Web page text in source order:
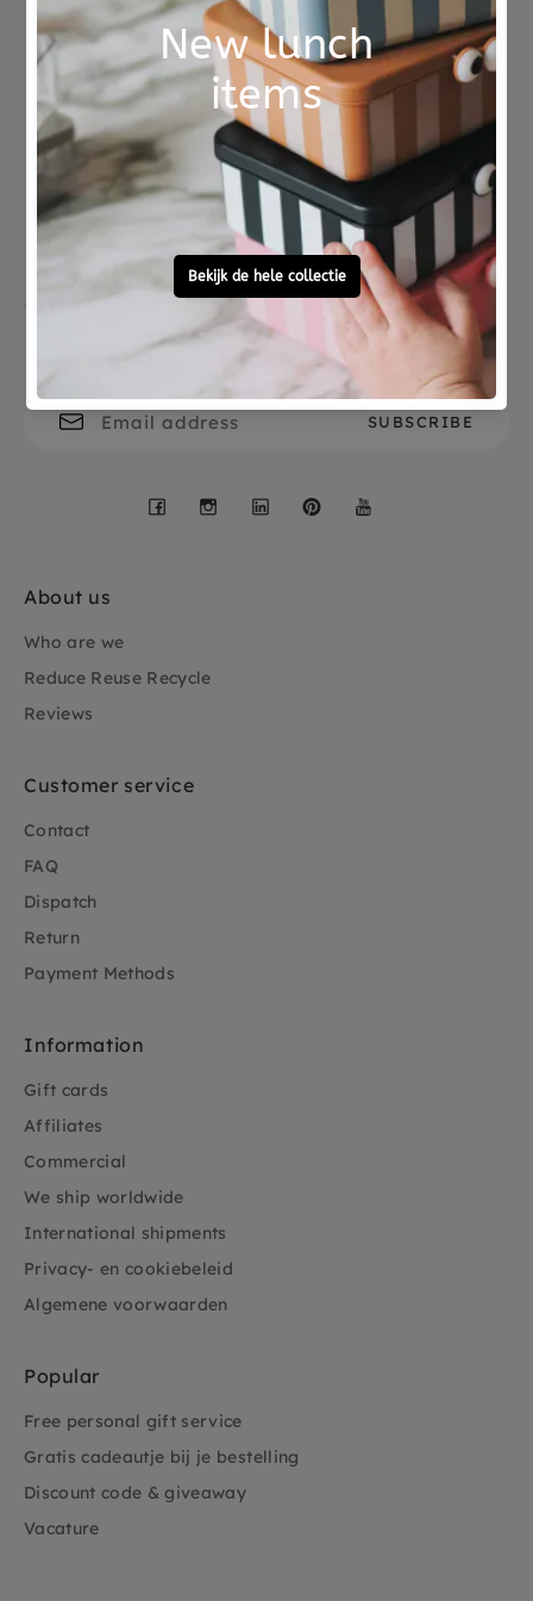
Het knuffeldoekje uit de Jellycat baby collectie
van 2024 is een perfect kraamcadeau.
Not good?
Money Back
Ordered before 15:00,
tomorrow at home
To ask?
Call 0572 - 700 203
Let's stay in touch
Facebook
Instagram
LinkedInPinterest
About us
Who are we
Reduce Reuse Recycle
Reviews
Customer service
Contact
FAQ
Dispatch
Return
Payment Methods
Information
Gift cards
Affiliates
Commercial
We ship worldwide
International shipments
Privacy- en cookiebeleid
Algemene voorwaarden
Popular
Free personal gift service
Gratis cadeautje bij je bestelling
Discount code & giveaway
Vacature